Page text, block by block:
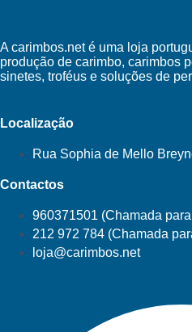
A carimbos.net é uma loja
produção de carimbo, carimbos
sinetes, troféus e soluções de
Localização
Rua Sophia de Mello
Contactos
960371501 (Chamada
212 972 784 (Chamada
loja@carimbos.net